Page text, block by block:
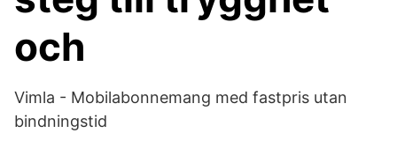
och
Vimla - Mobilabonnemang med fastpris utan
bindningstid